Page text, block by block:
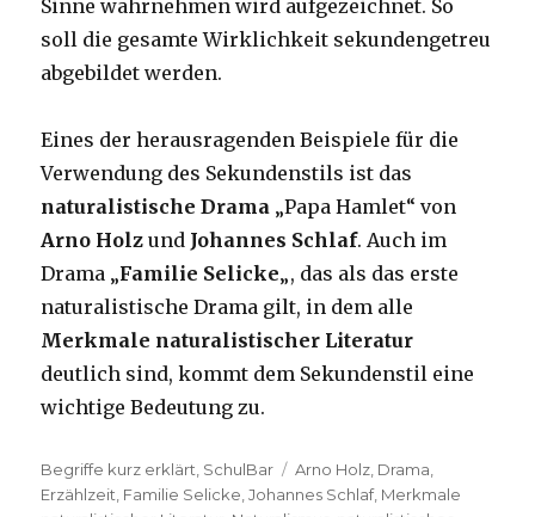
Sinne wahrnehmen wird aufgezeichnet. So
soll die gesamte Wirklichkeit sekundengetreu
abgebildet werden.
Eines der herausragenden Beispiele für die
Verwendung des Sekundenstils ist das
naturalistische Drama „Papa Hamlet“ von
Arno Holz und Johannes Schlaf. Auch im
Drama „Familie Selicke„, das als das erste
naturalistische Drama gilt, in dem alle
Merkmale naturalistischer Literatur
deutlich sind, kommt dem Sekundenstil eine
wichtige Bedeutung zu.
Kategorien
Begriffe kurz erklärt SchulBar Tags
Arno Holz Drama
Erzählzeit Familie Selicke ,Johannes Schlaf, Merkmale